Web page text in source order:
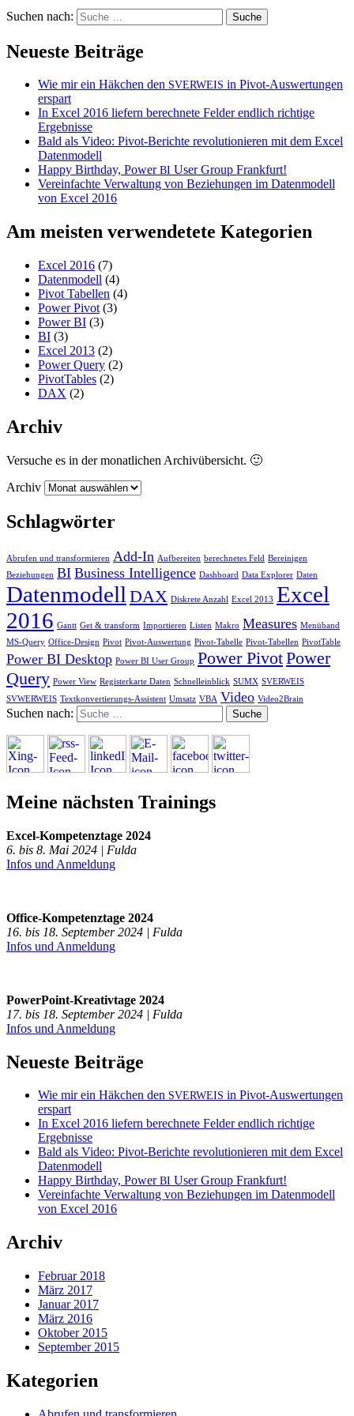
Suchen nach:
Neueste Beiträge
Wie mir ein Häkchen den SVERWEIS in Pivot-Auswertungen
erspart
In Excel 2016 liefern berechnete Felder endlich richtige
Ergebnisse
Bald als Video: Pivot-Berichte revolutionieren mit dem Excel
Datenmodell
Happy Birthday, PowerBI User Group Frankfurt!
Vereinfachte Verwaltung von Beziehungen im Datenmodell
von Excel 2016
Am meisten verwendetete Kategorien
Excel 2016 (7)
Datenmodell (4)
Pivot Tabellen (4)
Power Pivot (3)
Power BI (3)
BI (3)
Excel 2013 (2)
Power Query (2)
PivotTables (2)
DAX (2)
Archiv
Versuche es in der monatlichen Archivübersicht. 🙂
Archiv
Schlagwörter
Abrufen und transformieren Add-In Aufbereiten berechnetes Feld Bereinigen
Beziehungen BI Business Intelligence Dashboard Data Explorer Daten
Datenmodell DAX Diskrete Anzahl Excel 2013 Excel
2016 Gantt Get & transform Importieren Listen Makro Measures Menüband
MS-Query Office-Design Pivot Pivot-Auswertung Pivot-Tabelle Pivot-Tabellen PivotTable
Power BI Desktop Power BI User Group Power PivotPower
Query Power View Registerkarte Daten Schnelleinblick SUMX SVERWEIS
SVWERWEIS Textkonvertierungs-Assistent Umsatz VBA Video Video2Brain
Suchen nach:
Meine nächsten Trainings
Excel-Kompetenztage 2024
6. bis 8. Mai 2024 | Fulda
Infos und Anmeldung
Office-Kompetenztage 2024
16. bis 18. September 2024 | Fulda
Infos und Anmeldung
PowerPoint-Kreativtage 2024
17. bis 18. September 2024 | Fulda
Infos und Anmeldung
Neueste Beiträge
Wie mir ein Häkchen den SVERWEIS in Pivot-Auswertungen
erspart
In Excel 2016 liefern berechnete Felder endlich richtige
Ergebnisse
Bald als Video: Pivot-Berichte revolutionieren mit dem Excel
Datenmodell
Happy Birthday, PowerBI User Group Frankfurt!
Vereinfachte Verwaltung von Beziehungen im Datenmodell
von Excel 2016
Archiv
Februar 2018
März 2017
Januar 2017
März 2016
Oktober 2015
September 2015
Kategorien